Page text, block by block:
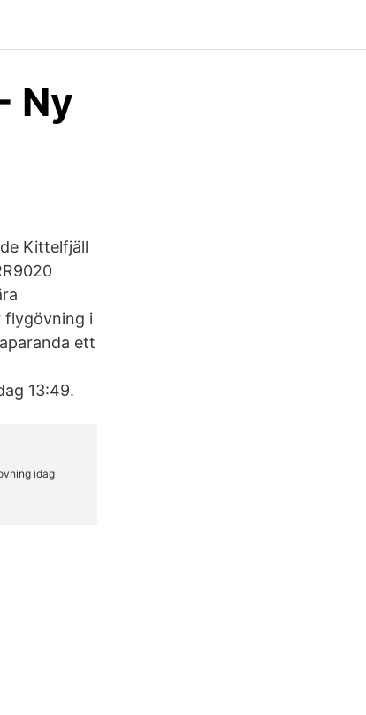
Ny
Kittelfjäll
flygövning i
ett
13:49.